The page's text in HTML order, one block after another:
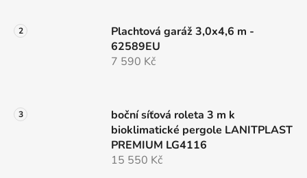
Plachtová garáž 3,0x4,6 m -
62589EU
7 590 Kč
boční síťová roleta 3 m k
bioklimatické pergole LANITPLAST
PREMIUM LG4116
15 550 Kč